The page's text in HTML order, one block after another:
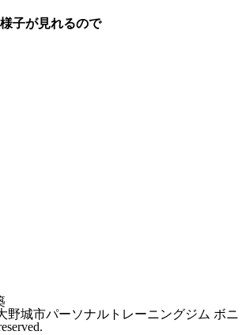
子が見れるので
野城市パーソナルトレーニングジム ボニ